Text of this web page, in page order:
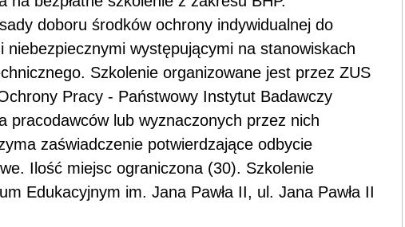
doboru środków ochrony indywidualnej do
występującymi na stanowiskach
Szkolenie organizowane jest przez ZUS
Pracy - Państwowy Instytut Badawczy
pracodawców lub wyznaczonych przez nich
zaświadczenie potwierdzające odbycie
Ilość miejsc ograniczona (30). Szkolenie
Edukacyjnym im. Jana Pawła II, ul. Jana Pawła II